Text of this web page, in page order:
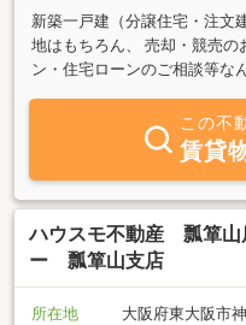
新築一戸建（分譲住宅・注文
地はもちろん、 売却・競売の
ン・住宅ローンのご相談等な
この不
賃貸
ハウスモ不動産 瓢箪
ー 瓢箪山支店
所在地
大阪府東大阪市